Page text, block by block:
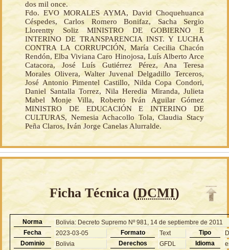
dos mil once.
Fdo. EVO MORALES AYMA, David Choquehuanca
Céspedes, Carlos Romero Bonifaz, Sacha Sergio
Llorentty Soliz MINISTRO DE GOBIERNO E
INTERINO DE TRANSPARENCIA INST. Y LUCHA
CONTRA LA CORRUPCIÓN, María Cecilia Chacón
Rendón, Elba Viviana Caro Hinojosa, Luís Alberto Arce
Catacora, José Luís Gutiérrez Pérez, Ana Teresa
Morales Olivera, Walter Juvenal Delgadillo Terceros,
José Antonio Pimentel Castillo, Nilda Copa Condori,
Daniel Santalla Torrez, Nila Heredia Miranda, Julieta
Mabel Monje Villa, Roberto Iván Aguilar Gómez
MINISTRO DE EDUCACIÓN E INTERINO DE
CULTURAS, Nemesia Achacollo Tola, Claudia Stacy
Peña Claros, Iván Jorge Canelas Alurralde.
Ficha Técnica (DCMI)
Norma
Bolivia: Decreto Supremo Nº 981, 14 de septiembre de 2011
Fecha
2023-03-05 Formato Text Tipo
Dominio
Bolivia Derechos GFDL Idioma